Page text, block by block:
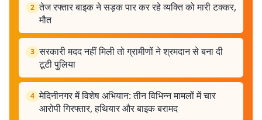
2 तेज रफ्तार बाइक ने सड़क पार कर रहे व्यक्ति को मारी टक्कर,
मौत
3 सरकारी मदद नहीं मिली तो ग्रामीणों ने श्रमदान से बना दी
टूटी पुलिया
4 मेदिनीनगर में विशेष अभियान: तीन विभिन्न मामलों में चार
आरोपी गिरफ्तार, हथियार और बाइक बरामद